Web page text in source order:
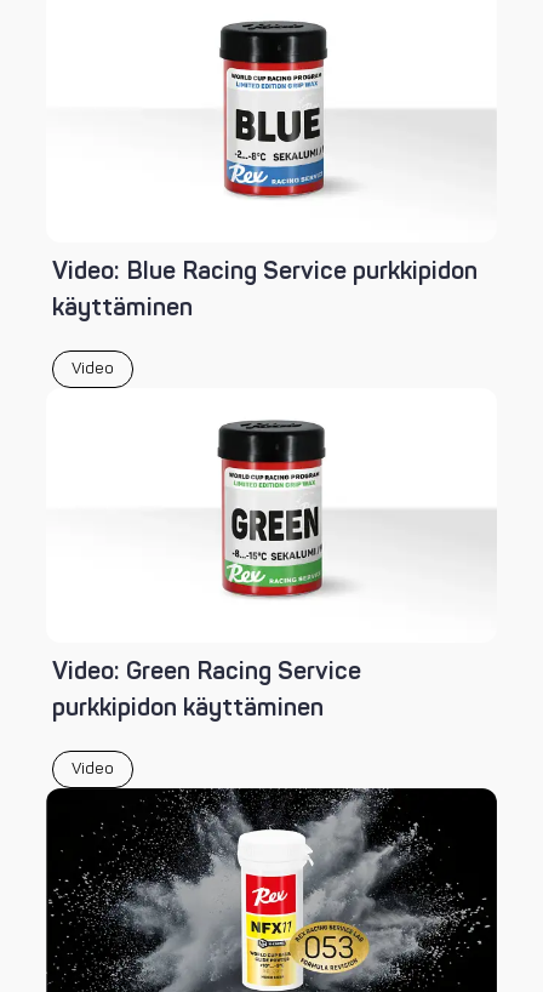
Video: Blue Racing Service purkkipidon
käyttäminen
Video
Video: Green Racing Service
purkkipidon käyttäminen
Video